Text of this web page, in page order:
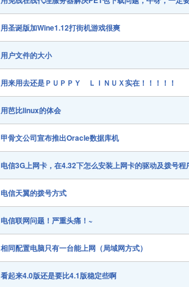
用圣诞版加Wine1.12打街机游戏很爽
用户文件的大小
用来用去还是ＰＵＰＰＹ ＬＩＮＵＸ实在！！！！！
用芭比linux的体会
甲骨文公司宣布推出Oracle数据库机
电信3G上网卡，在4.32下怎么安装上网卡的驱动及拨号程
电信天翼的拨号方式
电信联网问题！严重头痛！~
相同配置电脑只有一台能上网（局域网方式）
看起来4.0版还是要比4.1版稳定些啊